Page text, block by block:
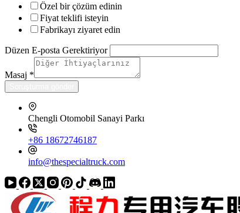
Özel bir çözüm edinin
Fiyat teklifi isteyin
Fabrikayı ziyaret edin
Düzen E-posta Gerektiriyor
Masaj *
Chengli Otomobil Sanayi Parkı
+86 18672746187
info@thespecialtruck.com